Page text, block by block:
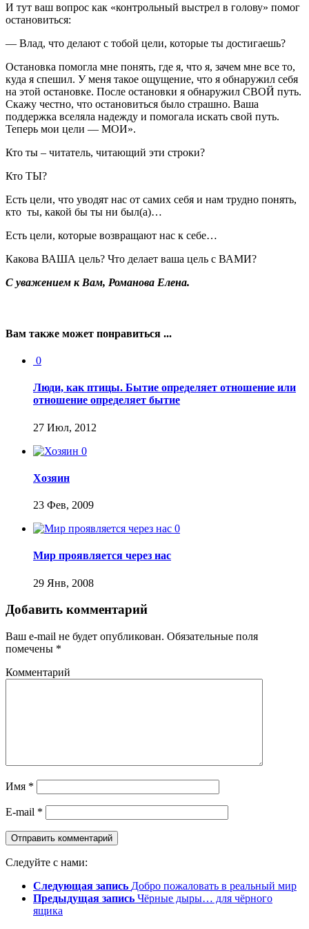
И тут ваш вопрос как «контрольный выстрел в голову» помог
остановиться:
— Влад, что делают с тобой цели, которые ты достигаешь?
Остановка помогла мне понять, где я, что я, зачем мне все то,
куда я спешил. У меня такое ощущение, что я обнаружил себя
на этой остановке. После остановки я обнаружил СВОЙ путь.
Скажу честно, что остановиться было страшно. Ваша
поддержка вселяла надежду и помогала искать свой путь.
Теперь мои цели — МОИ».
Кто ты – читатель, читающий эти строки?
Кто ТЫ?
Есть цели, что уводят нас от самих себя и нам трудно понять,
кто ты, какой бы ты ни был(а)…
Есть цели, которые возвращают нас к себе…
Какова ВАША цель? Что делает ваша цель с ВАМИ?
С уважением к Вам, Романова Елена.
Вам также может понравиться ...
0
Люди, как птицы. Бытие определяет отношение или
отношение определяет бытие
27 Июл, 2012
0
Хозяин
23 Фев, 2009
0
Мир проявляется через нас
29 Янв, 2008
Добавить комментарий
Ваш e-mail не будет опубликован. Обязательные поля
помечены *
Комментарий
Имя *
E-mail *
Следуйте с нами:
Следующая запись Добро пожаловать в реальный мир
Предыдущая запись Чёрные дыры… для чёрного
ящика